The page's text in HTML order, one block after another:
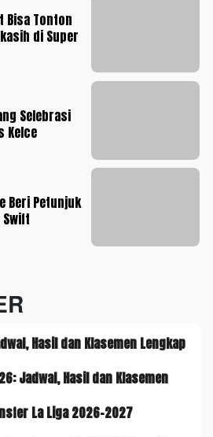
Bisa Tonton
di Super
Selebrasi
Kelce
Beri Petunjuk
Hasil dan Klasemen Lengkap
Jadwal, Hasil dan Klasemen
La Liga 2026-2027